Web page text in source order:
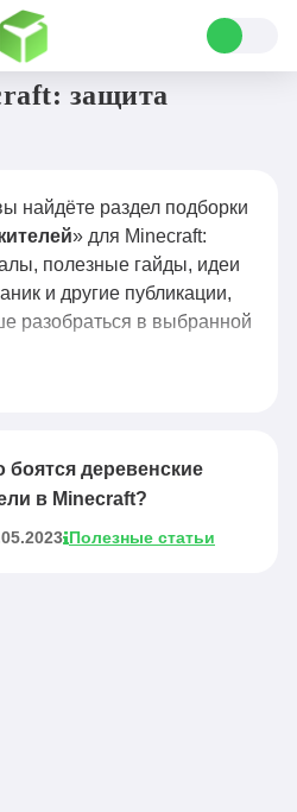
жителей
защита
найдёте раздел подборки
» для Minecraft:
полезные гайды, идеи
и другие публикации,
разобраться в выбранной
боятся деревенские
в Minecraft?
Полезные статьи